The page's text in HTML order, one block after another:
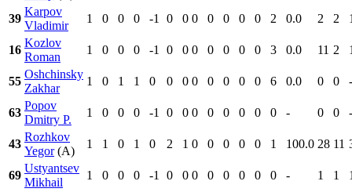
39
Karpov
Vladimir
1 0 0 0 -1 0 0 0 0 0 0 0 2 0.0 2 2
16
Kozlov
Roman
1 0 0 0 -1 0 0 0 0 0 0 0 3 0.0 11 2
55
Oshchinsky
Zakhar
1 0 1 1 0 0 0 0 0 0 0 0 6 0.0 0 0 -
63
Popov
Dmitry P.
1 0 0 0 -1 0 0 0 0 0 0 0 0 - 0 0 -
43
Rozhkov
Yegor(A)
1 1 0 1 0 2 1 0 0 0 0 0 1 100.0 28 11
69
Ustyantsev
Mikhail
1 0 0 0 -1 0 0 0 0 0 0 0 0 - 1 1